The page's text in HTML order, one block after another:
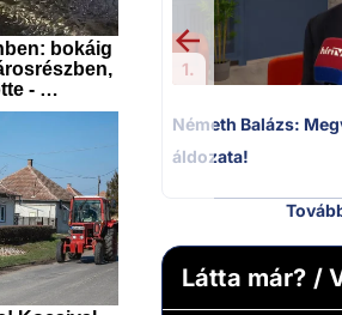
1.
Németh Balázs:
áldozata!
Látta már? /